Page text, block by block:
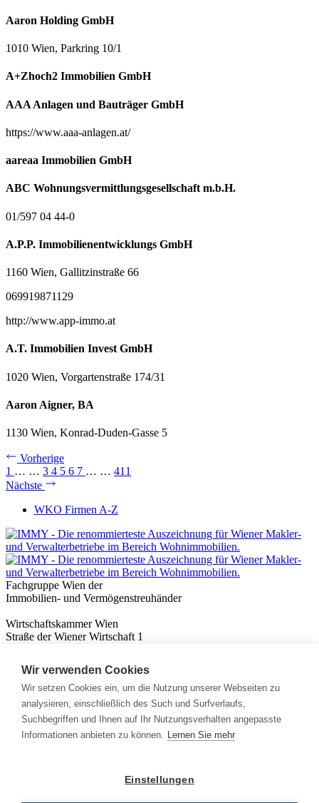
Aaron Holding GmbH
1010 Wien, Parkring 10/1
A+Zhoch2 Immobilien GmbH
AAA Anlagen und Bauträger GmbH
https://www.aaa-anlagen.at/
aareaa Immobilien GmbH
ABC Wohnungsvermittlungsgesellschaft m.b.H.
01/597 04 44-0
A.P.P. Immobilienentwicklungs GmbH
1160 Wien, Gallitzinstraße 66
069919871129
http://www.app-immo.at
A.T. Immobilien Invest GmbH
1020 Wien, Vorgartenstraße 174/31
Aaron Aigner, BA
1130 Wien, Konrad-Duden-Gasse 5
Vorherige
1 … … 3 4 5 6 7 … … 411
Nächste
WKO Firmen A-Z
Fachgruppe Wien der
Immobilien- und Vermögenstreuhänder
Wirtschaftskammer Wien
Straße der Wiener Wirtschaft 1
Nützliches
Immobilienwissen
Formulare & Rechner
Expert:innen
Info
Wir verwenden Cookies
Wir setzen Cookies ein, um die Nutzung unserer Webseiten zu
analysieren, einschließlich des Such und Surfverlaufs,
Suchbegriffen und Ihnen auf Ihr Nutzungsverhalten angepasste
Informationen anbieten zu können. Lernen Sie mehr
Einstellungen